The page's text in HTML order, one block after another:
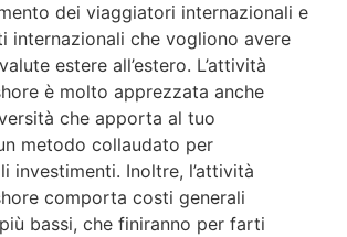
dei viaggiatori internazionali e
internazionali che vogliono avere
estere all’estero. L’attività
è molto apprezzata anche
che apporta al tuo
metodo collaudato per
investimenti. Inoltre, l’attività
comporta costi generali
bassi, che finiranno per farti